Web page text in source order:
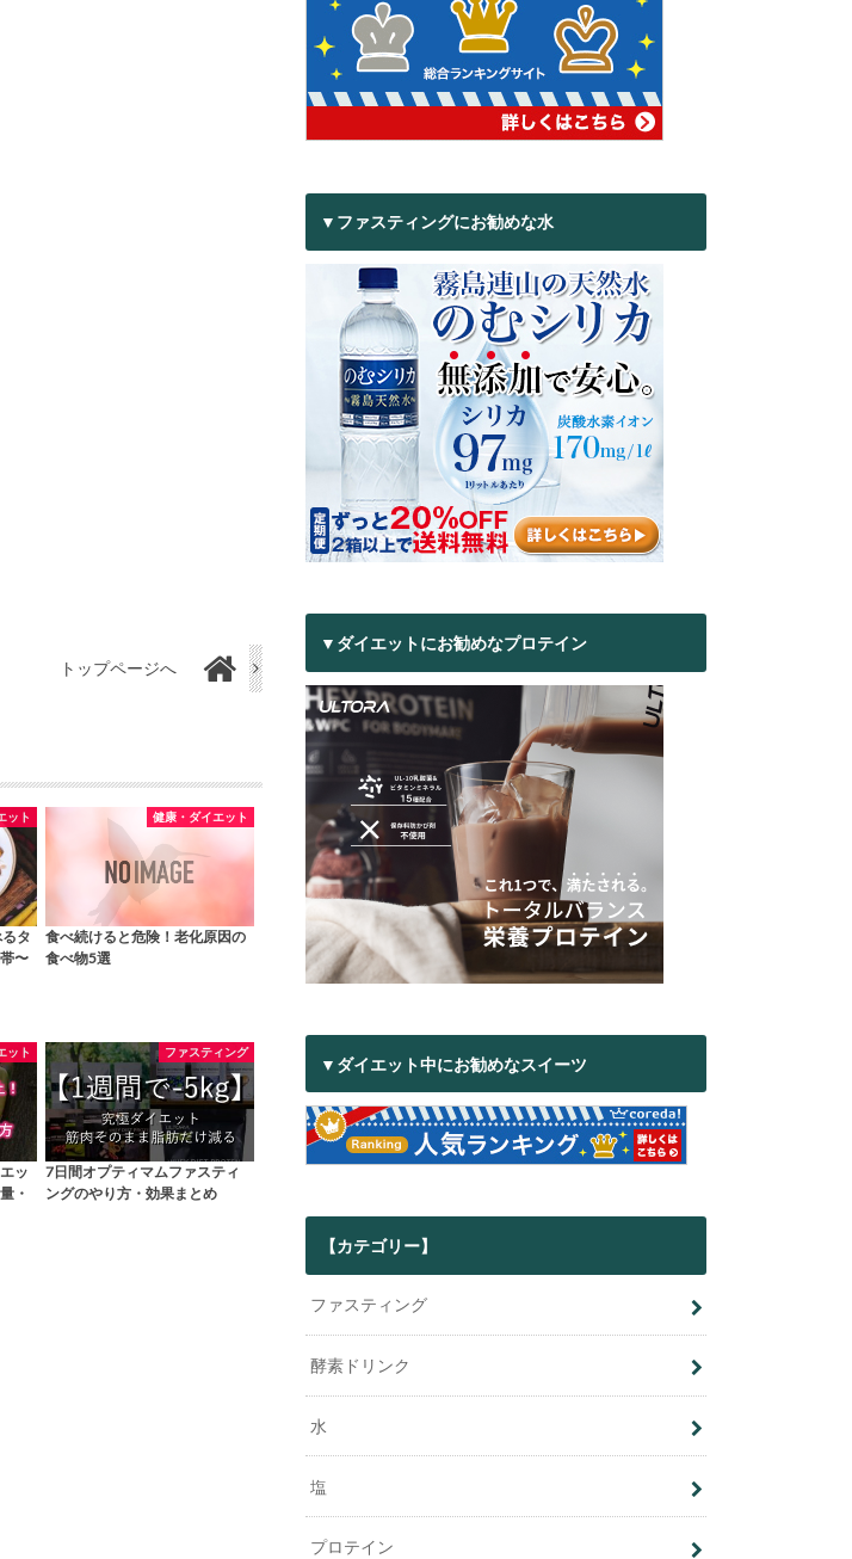
トップページへ
ット
タ
〜
健康・ダイエット
食べ続けると危険！老化原因の
食べ物5選
ット
ッ
・
ファスティング
7日間オプティマムファスティ
ングのやり方・効果まとめ
▼ファスティングにお勧めな水
▼ダイエットにお勧めなプロテイン
▼ダイエット中にお勧めなスイーツ
【カテゴリー】
ファスティング
酵素ドリンク
水
塩
プロテイン